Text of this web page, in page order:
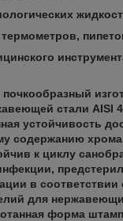
стали AISI
устойчивость
содержанию хрома
к циклу
в
для
форма